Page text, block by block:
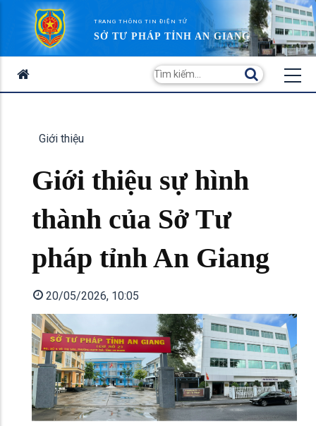
TRANG THÔNG TIN ĐIỆN TỬ
SỞ TƯ PHÁP TỈNH AN GIANG
Giới thiệu
Giới thiệu sự hình
thành của Sở Tư
pháp tỉnh An Giang
20/05/2026, 10:05